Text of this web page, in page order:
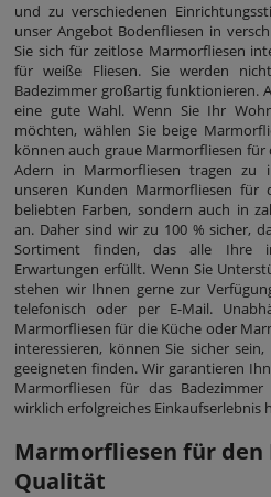
und zu verschiedenen
unser Angebot Bodenfliesen in
Sie sich für zeitlose Marmorfliesen
für weiße Fliesen. Sie werden
Badezimmer großartig funktionieren.
eine gute Wahl. Wenn Sie Ihr
möchten, wählen Sie beige
können auch graue Marmorfliesen für
Adern in Marmorfliesen tragen zu
unseren Kunden Marmorfliesen
beliebten Farben, sondern auch in
an. Daher sind wir zu 100 % sicher,
Sortiment finden, das alle Ihre
Erwartungen erfüllt. Wenn Sie
stehen wir Ihnen gerne zur
telefonisch oder per E-Mail.
Marmorfliesen für die Küche oder
interessieren, können Sie sicher
geeigneten finden. Wir garantieren
Marmorfliesen für das
wirklich erfolgreiches Einkaufserlebnis
Marmorfliesen für den
Qualität